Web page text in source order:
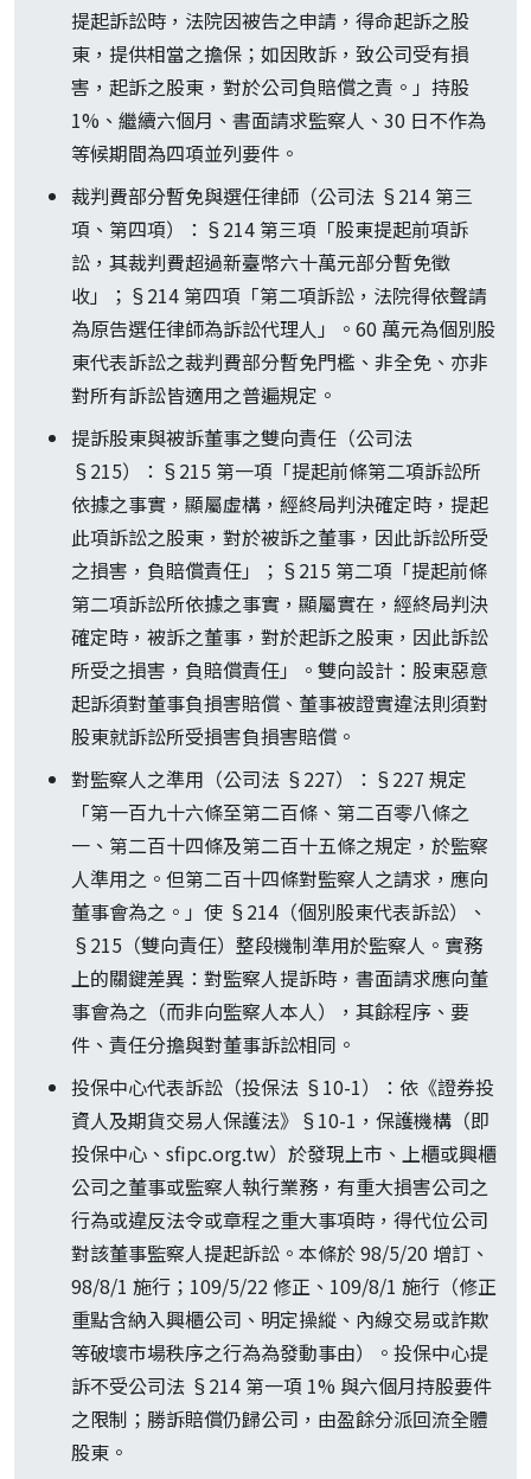
提起訴訟時，法院因被告之申請，得命起訴之股
東，提供相當之擔保；如因敗訴，致公司受有損
害，起訴之股東，對於公司負賠償之責。」持股
1%、繼續六個月、書面請求監察人、30 日不作為
等候期間為四項並列要件。
裁判費部分暫免與選任律師（公司法 §214 第三
項、第四項）：§214 第三項「股東提起前項訴
訟，其裁判費超過新臺幣六十萬元部分暫免徵
收」；§214 第四項「第二項訴訟，法院得依聲請
為原告選任律師為訴訟代理人」。60 萬元為個別股
東代表訴訟之裁判費部分暫免門檻、非全免、亦非
對所有訴訟皆適用之普遍規定。
提訴股東與被訴董事之雙向責任（公司法
§215）：§215 第一項「提起前條第二項訴訟所
依據之事實，顯屬虛構，經終局判決確定時，提起
此項訴訟之股東，對於被訴之董事，因此訴訟所受
之損害，負賠償責任」；§215 第二項「提起前條
第二項訴訟所依據之事實，顯屬實在，經終局判決
確定時，被訴之董事，對於起訴之股東，因此訴訟
所受之損害，負賠償責任」。雙向設計：股東惡意
起訴須對董事負損害賠償、董事被證實違法則須對
股東就訴訟所受損害負損害賠償。
對監察人之準用（公司法 §227）：§227 規定
「第一百九十六條至第二百條、第二百零八條之
一、第二百十四條及第二百十五條之規定，於監察
人準用之。但第二百十四條對監察人之請求，應向
董事會為之。」使 §214（個別股東代表訴訟）、
§215（雙向責任）整段機制準用於監察人。實務
上的關鍵差異：對監察人提訴時，書面請求應向董
事會為之（而非向監察人本人），其餘程序、要
件、責任分擔與對董事訴訟相同。
投保中心代表訴訟（投保法 §10-1）：依《證券投
資人及期貨交易人保護法》§10-1，保護機構（即
投保中心、sfipc.org.tw）於發現上市、上櫃或興櫃
公司之董事或監察人執行業務，有重大損害公司之
行為或違反法令或章程之重大事項時，得代位公司
對該董事監察人提起訴訟。本條於 98/5/20 增訂、
98/8/1 施行；109/5/22 修正、109/8/1 施行（修正
重點含納入興櫃公司、明定操縱、內線交易或詐欺
等破壞市場秩序之行為為發動事由）。投保中心提
訴不受公司法 §214 第一項 1% 與六個月持股要件
之限制；勝訴賠償仍歸公司，由盈餘分派回流全體
股東。